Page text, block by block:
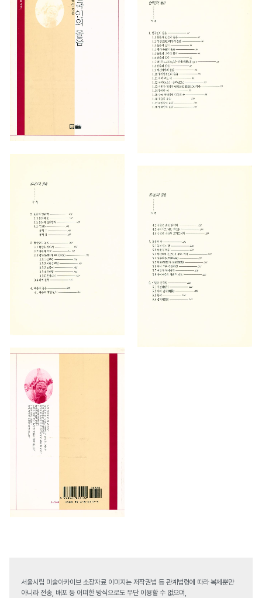
서울시립 미술아카이브 소장자료 이미지는 저작권법 등 관계법령에 따라 복제뿐만
아니라 전송, 배포 등 어떠한 방식으로도 무단 이용할 수 없으며,